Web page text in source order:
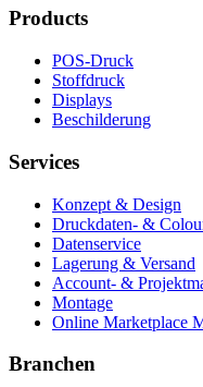
Interessiert an einem Job
Products
POS-Druck
Stoffdruck
Displays
Beschilderung
Services
Konzept & Design
Druckdaten- &
Datenservice
Lagerung & Versand
Account- &
Montage
Online Marketplace
Branchen